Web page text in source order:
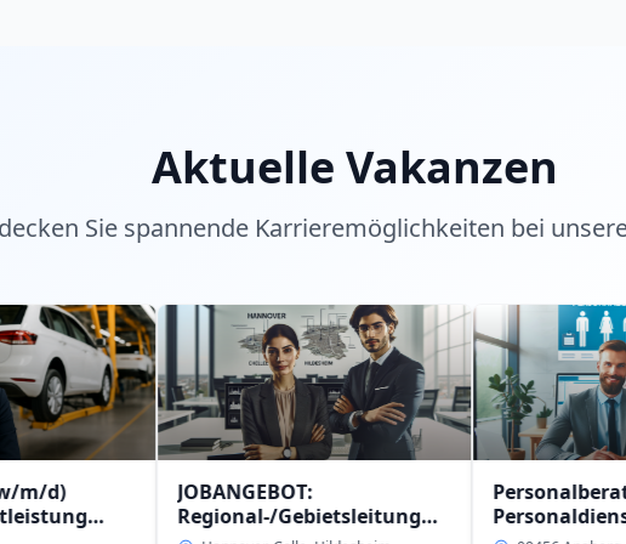
Aktuelle Vakanzen
Sie spannende Karrieremöglichkeiten bei
JOBANGEBOT:
Regional-/Gebietsleitung
Personalberater (w/m/
Personaldienstleistung